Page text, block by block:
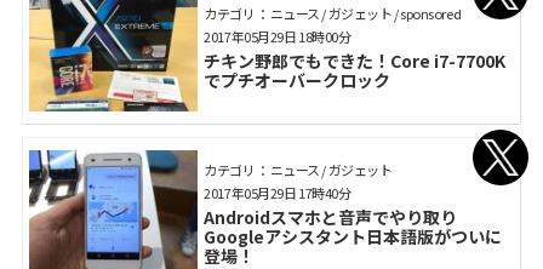
カテゴリ： ニュース / ガジェット / sponsored
チキン野郎でもできた！Core i7-7700K
でプチオーバークロック
2017年05月29日 18時00分
カテゴリ： ニュース / ガジェット
Androidスマホと音声でやり取り
Googleアシスタント日本語版がついに
登場！
2017年05月29日 17時40分